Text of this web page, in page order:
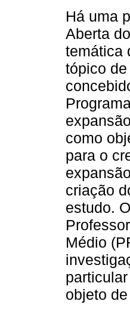
Há uma
Aberta
temática
tópico
como
para o
criação
estudo.
Médio
objeto